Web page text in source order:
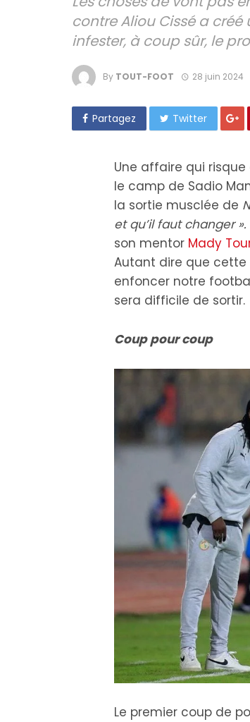
contre Aliou Cissé a
infester, à coup sûr, le
By TOUT-FOOT 28 juin 2024
Partagez Twitter
Une affaire qui
le camp de Sadio
la sortie musclée de
et qu’il faut changer ».
son mentor Mady
Autant dire que cette
enfoncer notre
sera difficile de sortir.
Coup pour coup
Le premier coup de